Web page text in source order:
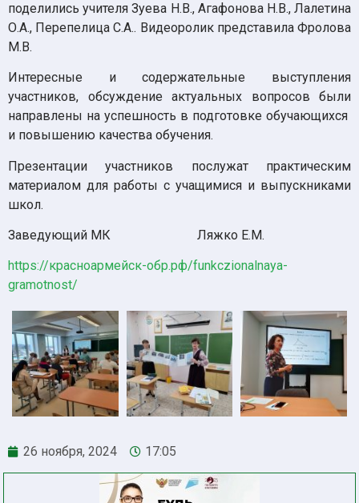
поделились учителя Зуева Н.В., Агафонова Н.В., Лалетина
О.А., Перепелица С.А.. Видеоролик представила Фролова
М.В.
Интересные и содержательные выступления
участников, обсуждение актуальных вопросов были
направлены на успешность в подготовке обучающихся
и повышению качества обучения.
Презентации участников послужат практическим
материалом для работы с учащимися и выпускниками
школ.
Заведующий МК Ляжко Е.М.
https://красноармейск-обр.рф/funkczionalnaya-
gramotnost/
26 ноября, 2024 17:05